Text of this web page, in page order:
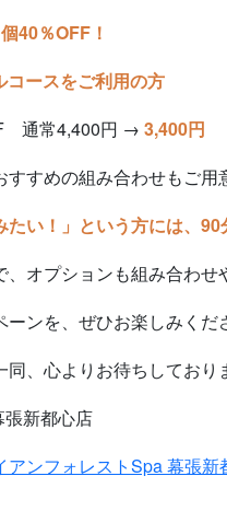
40％OFF！
ースをご利用の方
通常4,400円 → 3,400円
すすめの組み合わせもご用
たい！」という方には、
オプションも組み合わ
ンを、ぜひお楽しみくだ
、心よりお待ちしており
新都心店
アンフォレストSpa 幕張